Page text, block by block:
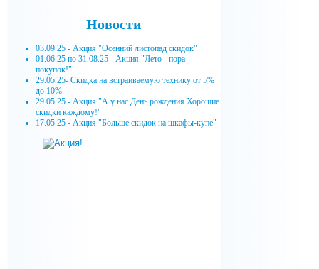
Новости
03.09.25 - Акция "Осенний листопад скидок"
01.06.25 по 31.08.25 - Акция "Лето - пора
покупок!"
29.05.25- Скидка на встраиваемую технику от 5%
до 10%
29.05.25 - Акция "А у нас День рождения.Хорошие
скидки каждому!"
17.05.25 - Акция "Больше скидок на шкафы-купе"